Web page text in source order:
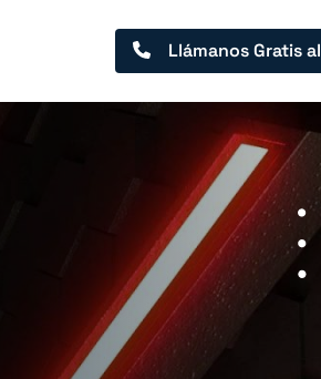
Llámanos Gratis al